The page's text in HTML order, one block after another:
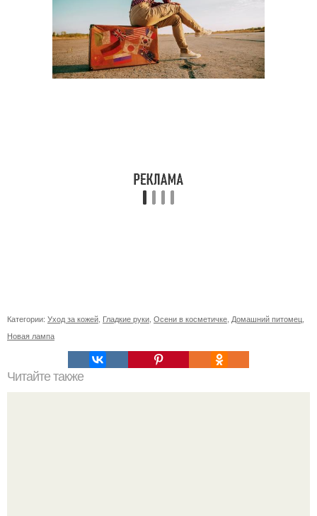
Категории: Уход за кожей, Гладкие руки, Осени в косметичке, Домашний питомец,
Новая лампа
Читайте также